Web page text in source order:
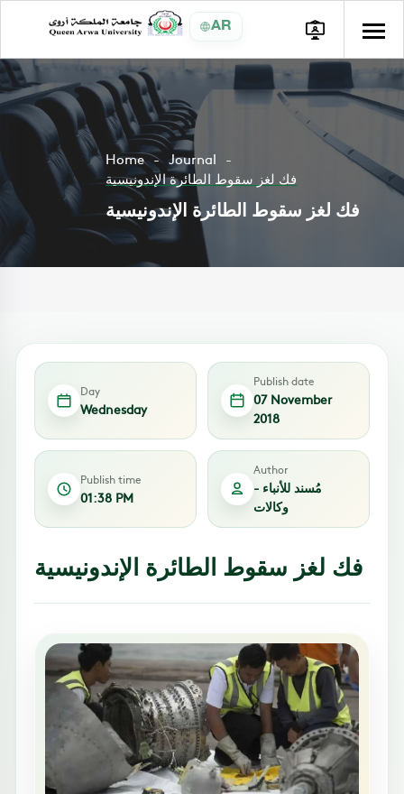
AR
Home
Journal
فك لغز سقوط الطائرة الإندونيسية
فك لغز سقوط الطائرة الإندونيسية
Day
Wednesday
Publish date
07 November
2018
Publish time
01:38 PM
Author
مُسند للأنباء -
وكالات
فك لغز سقوط الطائرة الإندونيسية